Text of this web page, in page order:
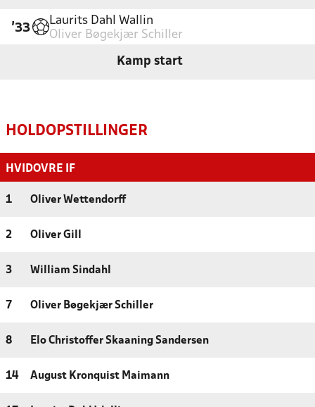
'33
Laurits Dahl Wallin
Oliver Bøgekjær Schiller
Kamp start
HOLDOPSTILLINGER
HVIDOVRE IF
1 Oliver Wettendorff
2 Oliver Gill
3 William Sindahl
7 Oliver Bøgekjær Schiller
8 Elo Christoffer Skaaning Sandersen
14 August Kronquist Maimann